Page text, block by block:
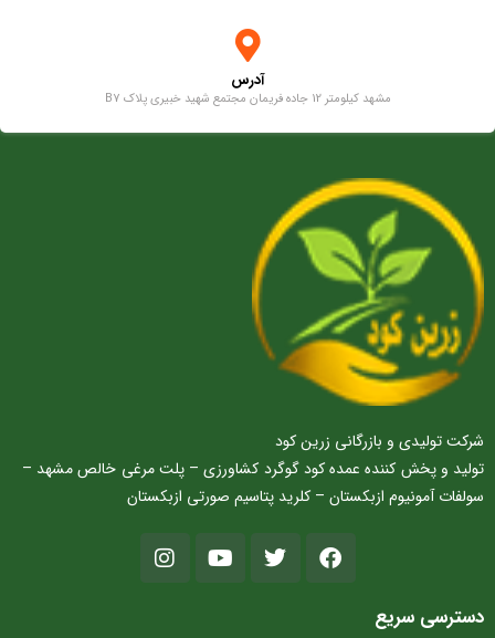
آدرس
مشهد کیلومتر 12 جاده فریمان مجتمع شهید خبیری پلاک B7
شرکت تولیدی و بازرگانی زرین کود
تولید و پخش کننده عمده کود گوگرد کشاورزی – پلت مرغی خالص مشهد –
سولفات آمونیوم ازبکستان – کلرید پتاسیم صورتی ازبکستان
دسترسی سریع